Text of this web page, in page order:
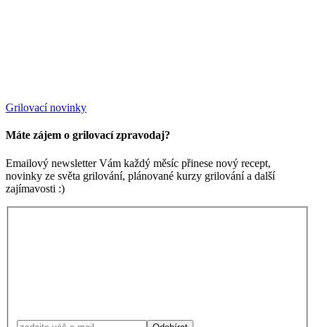
Grilovací novinky
Máte zájem o grilovací zpravodaj?
Emailový newsletter Vám každý měsíc přinese nový recept,
novinky ze světa grilování, plánované kurzy grilování a další
zajímavosti :)